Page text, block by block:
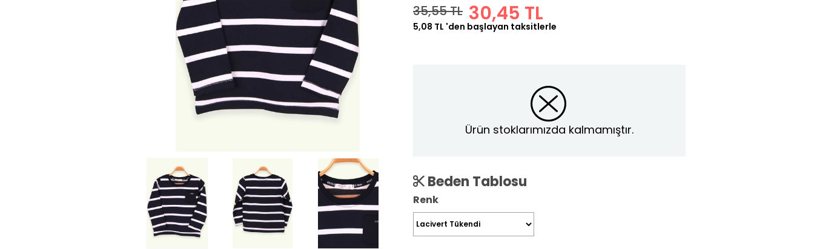
35,55 TL 30,45 TL
5,08 TL 'den başlayan taksitlerle
Ürün stoklarımızda kalmamıştır.
Beden Tablosu
Renk